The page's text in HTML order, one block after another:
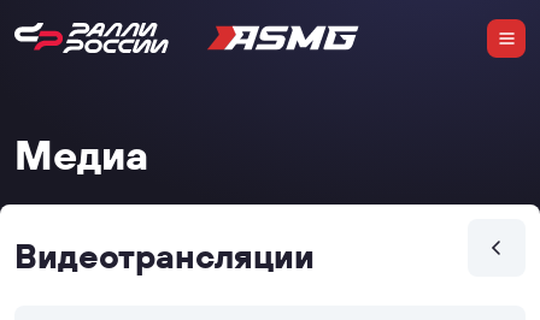
Медиа
Видеотрансляции